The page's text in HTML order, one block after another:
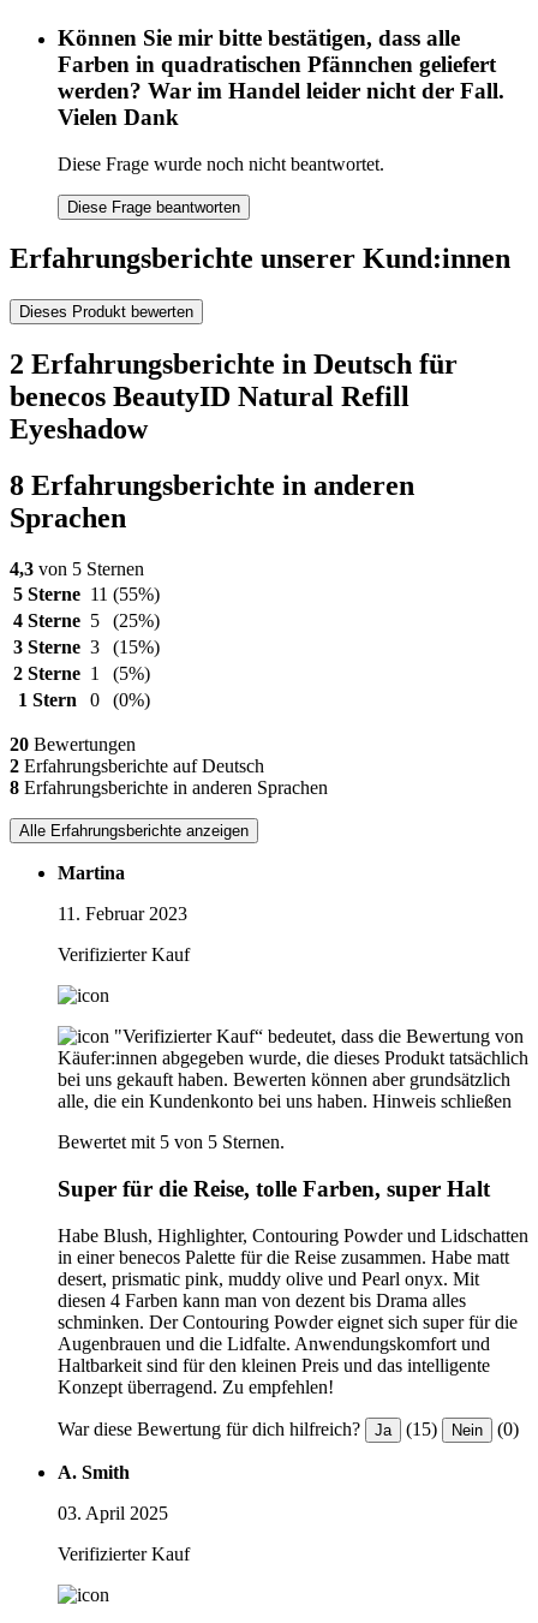
Können Sie mir bitte bestätigen, dass alle
Farben in quadratischen Pfännchen geliefert
werden? War im Handel leider nicht der Fall.
Vielen Dank
Diese Frage wurde noch nicht beantwortet.
Diese Frage beantworten
Erfahrungsberichte unserer Kund:innen
Dieses Produkt bewerten
2 Erfahrungsberichte in Deutsch für
benecos BeautyID Natural Refill
Eyeshadow
8 Erfahrungsberichte in anderen
Sprachen
4,3 von 5 Sternen
5 Sterne 11 (55%)
4 Sterne 5
(25%)
3 Sterne 3
(15%)
2 Sterne 1
(5%)
1 Stern
0 (0%)
20 Bewertungen
2 Erfahrungsberichte auf Deutsch
8 Erfahrungsberichte in anderen Sprachen
Alle Erfahrungsberichte anzeigen
Martina
11. Februar 2023
Verifizierter Kauf
"Verifizierter Kauf“ bedeutet, dass die Bewertung von
Käufer:innen abgegeben wurde, die dieses Produkt tatsächlich
bei uns gekauft haben. Bewerten können aber grundsätzlich
alle, die ein Kundenkonto bei uns haben. Hinweis schließen
Bewertet mit 5 von 5 Sternen.
Super für die Reise, tolle Farben, super Halt
Habe Blush, Highlighter, Contouring Powder und Lidschatten
in einer benecos Palette für die Reise zusammen. Habe matt
desert, prismatic pink, muddy olive und Pearl onyx. Mit
diesen 4 Farben kann man von dezent bis Drama alles
schminken. Der Contouring Powder eignet sich super für die
Augenbrauen und die Lidfalte. Anwendungskomfort und
Haltbarkeit sind für den kleinen Preis und das intelligente
Konzept überragend. Zu empfehlen!
War diese Bewertung für dich hilfreich? Ja (15) Nein (0)
A. Smith
03. April 2025
Verifizierter Kauf